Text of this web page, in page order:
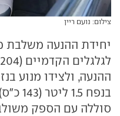
צילום: נועם ריין
יחידת ההנעה משלבת
בנפח
סוללה עם הספק משולב של